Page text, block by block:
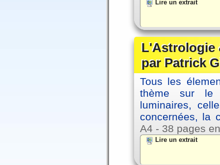
Lire un extrait
L'Astrologie
par Patrick
Tous les
thème sur le
luminaires,
concernées, la
A4 - 38 pages
Lire un extrait